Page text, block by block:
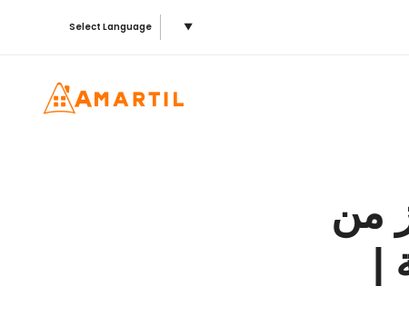
Select Language ▼
من
|